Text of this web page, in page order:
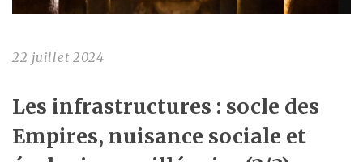
22 juillet 2024
Les infrastructures : socle des
Empires, nuisance sociale et